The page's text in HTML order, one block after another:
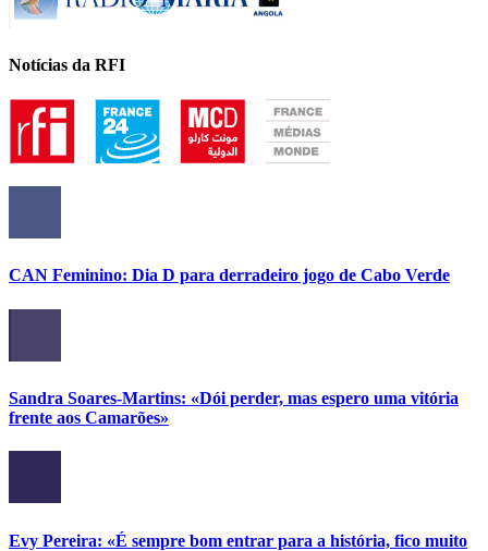
Notícias da RFI
CAN Feminino: Dia D para derradeiro jogo de Cabo Verde
Sandra Soares-Martins: «Dói perder, mas espero uma vitória
frente aos Camarões»
Evy Pereira: «É sempre bom entrar para a história, fico muito